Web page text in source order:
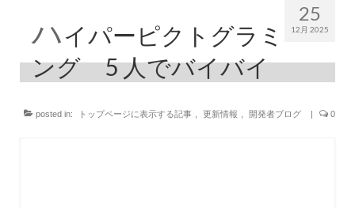
25
12月 2025
ハイパーピクトグラミ
ング 5 ⼈でバイバイ
posted in: トップページに表示する記事 更新情報 開発者ブログ | 0